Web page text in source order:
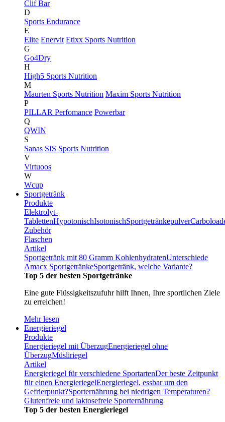
Clif Bar
D
Sports Endurance
E
Elite Enervit Etixx Sports Nutrition
G
Go4Dry
H
High5 Sports Nutrition
M
Maurten Sports Nutrition Maxim Sports Nutrition
P
PILLAR Perfomance Powerbar
Q
QWIN
S
Sanas SIS Sports Nutrition
V
Virtuoos
W
Wcup
Sportgetränk
Produkte
Elektrolyt-
TablettenHypotonischIsotonischSportgetränkepulver
Zubehör
Flaschen
Artikel
Sportgetränk mit 80 Gramm KohlenhydratenUnterschiede
Amacx SportgetränkeSportgetränk, welche Variante?
Top 5 der besten Sportgetränke
Eine gute Flüssigkeitszufuhr hilft Ihnen, Ihre sportlichen Ziele
zu erreichen!
Mehr lesen
Energieriegel
Produkte
Energieriegel mit ÜberzugEnergieriegel ohne
ÜberzugMüsliriegel
Artikel
Energieriegel für verschiedene SportartenDer beste Zeitpunkt
für einen EnergieriegelEnergieriegel, essbar um den
Gefrierpunkt?Sporternährung bei niedrigen Temperaturen?
Glutenfreie und laktosefreie Sporternährung
Top 5 der besten Energieriegel